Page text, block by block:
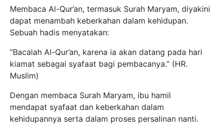
Membaca Al-Qur’an, termasuk Surah Maryam, diyakini
dapat menambah keberkahan dalam kehidupan.
Sebuah hadis menyatakan:
“Bacalah Al-Qur’an, karena ia akan datang pada hari
kiamat sebagai syafaat bagi pembacanya.” (HR.
Muslim)
Dengan membaca Surah Maryam, ibu hamil
mendapat syafaat dan keberkahan dalam
kehidupannya serta dalam proses persalinan nanti.